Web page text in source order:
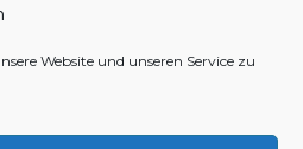
Website und unseren Service zu
München